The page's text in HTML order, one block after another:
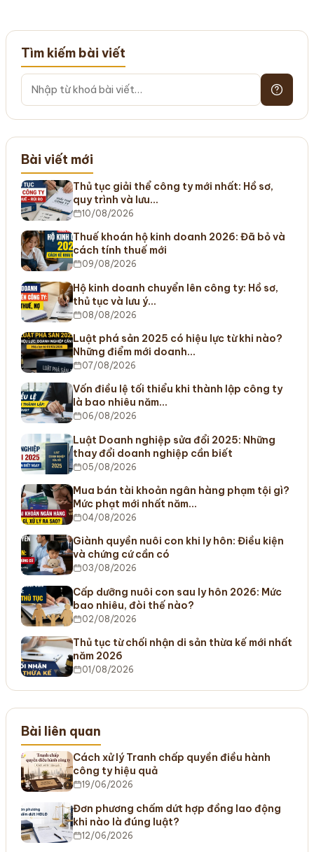
Tìm kiếm bài viết
Bài viết mới
Thủ tục giải thể công ty mới nhất: Hồ sơ,
quy trình và lưu…
10/08/2026
Thuế khoán hộ kinh doanh 2026: Đã bỏ và
cách tính thuế mới
09/08/2026
Hộ kinh doanh chuyển lên công ty: Hồ sơ,
thủ tục và lưu ý…
08/08/2026
Luật phá sản 2025 có hiệu lực từ khi nào?
Những điểm mới doanh…
07/08/2026
Vốn điều lệ tối thiểu khi thành lập công ty
là bao nhiêu năm…
06/08/2026
Luật Doanh nghiệp sửa đổi 2025: Những
thay đổi doanh nghiệp cần biết
05/08/2026
Mua bán tài khoản ngân hàng phạm tội gì?
Mức phạt mới nhất năm…
04/08/2026
Giành quyền nuôi con khi ly hôn: Điều kiện
và chứng cứ cần có
03/08/2026
Cấp dưỡng nuôi con sau ly hôn 2026: Mức
bao nhiêu, đòi thế nào?
02/08/2026
Thủ tục từ chối nhận di sản thừa kế mới nhất
năm 2026
01/08/2026
Bài liên quan
Cách xử lý Tranh chấp quyền điều hành
công ty hiệu quả
19/06/2026
Đơn phương chấm dứt hợp đồng lao động
khi nào là đúng luật?
12/06/2026